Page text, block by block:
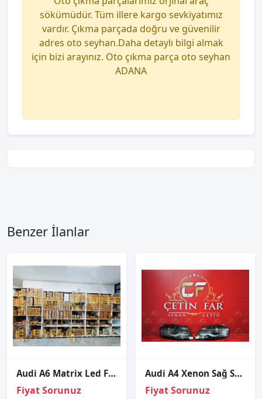
sökümüdür. Tüm illere kargo sevkiyatımız
vardır. Çıkma parçada doğru ve güvenilir
adres oto seyhan.Daha detaylı bilgi almak
için bizi arayınız. Oto çıkma parça oto seyhan
ADANA
Benzer İlanlar
Audi A6 Matrix Led Far Beyni – 4H0941329A
Fiyat Sorunuz
Audi A4 Xenon Sağ Sol Far 2008
Fiyat Sorunuz